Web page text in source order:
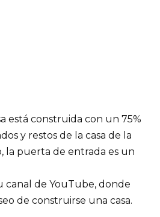
está construida con un 75%
y restos de la casa de la
la puerta de entrada es un
canal de YouTube, donde
de construirse una casa.